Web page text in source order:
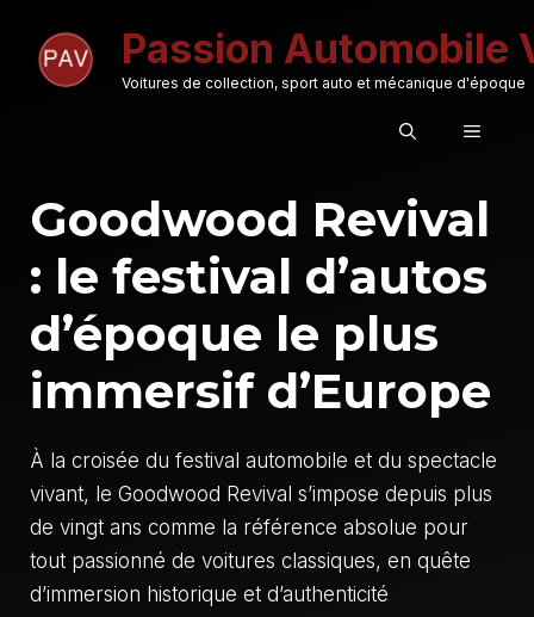
contenu
Passion Automobile
Voitures de collection, sport auto et mécanique d'époque
MENU
Goodwood Revival
: le festival d’autos
d’époque le plus
immersif d’Europe
À la croisée du festival automobile et du spectacle
vivant, le Goodwood Revival s’impose depuis plus
de vingt ans comme la référence absolue pour
tout passionné de voitures classiques, en quête
d’immersion historique et d’authenticité